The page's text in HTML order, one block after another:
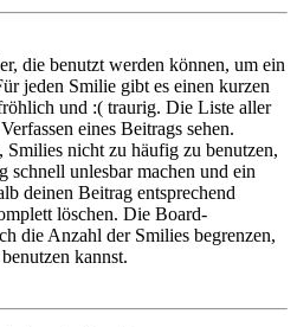
die benutzt werden können, um ein
jeden Smilie gibt es einen kurzen
und :( traurig. Die Liste aller
eines Beitrags sehen.
Smilies nicht zu häufig zu benutzen,
schnell unlesbar machen und ein
deinen Beitrag entsprechend
löschen. Die Board-
die Anzahl der Smilies begrenzen,
kannst.